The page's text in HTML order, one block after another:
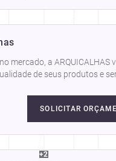
mercado, a ARQUICALHAS
de seus produtos e
seu Know…
SOLICITAR
+2